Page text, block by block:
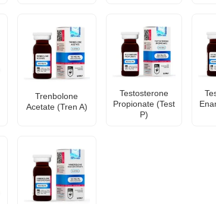
Trenbolone
Acetate (Tren A)
Testosterone
Propionate (Test
P)